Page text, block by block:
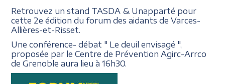
Retrouvez un stand TASDA & Unapparté pour
cette 2e édition du forum des aidants de Varces-
Allières-et-Risset.
Une conférence- débat " Le deuil envisagé ",
proposée par le Centre de Prévention Agirc-Arrco
de Grenoble aura lieu à 16h30.